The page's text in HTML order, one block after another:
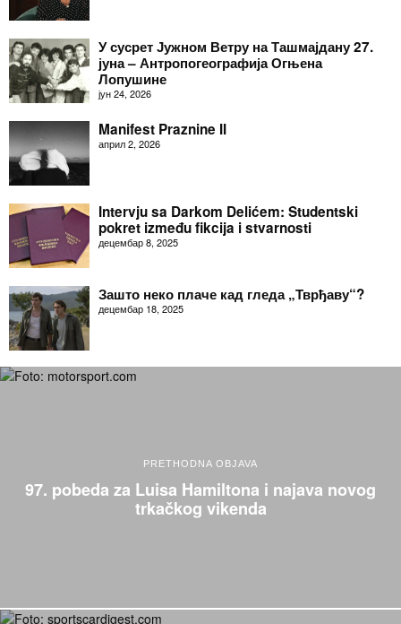
У сусрет Јужном Ветру на Ташмајдану 27.
јуна – Антропогеографија Огњена
Лопушине
јун 24, 2026
Manifest Praznine II
април 2, 2026
Intervju sa Darkom Delićem: Studentski
pokret između fikcija i stvarnosti
децембар 8, 2025
Зашто неко плаче кад гледа „Тврђаву“?
децембар 18, 2025
PRETHODNA OBJAVA
97. pobeda za Luisa Hamiltona i najava novog
trkačkog vikenda